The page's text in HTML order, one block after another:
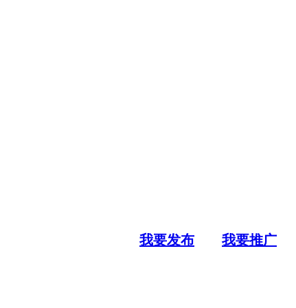
我要发布 我要推广